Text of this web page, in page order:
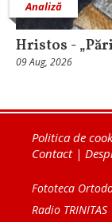
Analiză
Hristos -
09 Aug, 2026
Politica de
Contact|
Fototeca
Radio TRINITAS